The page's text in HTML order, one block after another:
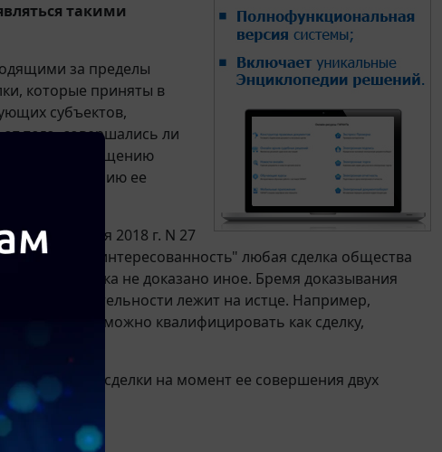
такими
за пределы
которые приняты в
субъектов,
того, совершались ли
к прекращению
изменению ее
от 26 июня 2018 г. N 27
имеется заинтересованность" любая сделка общества
пока не доказано иное. Бремя доказывания
деятельности лежит на истце. Например,
общества можно квалифицировать как сделку,
наличие у сделки на момент ее совершения двух